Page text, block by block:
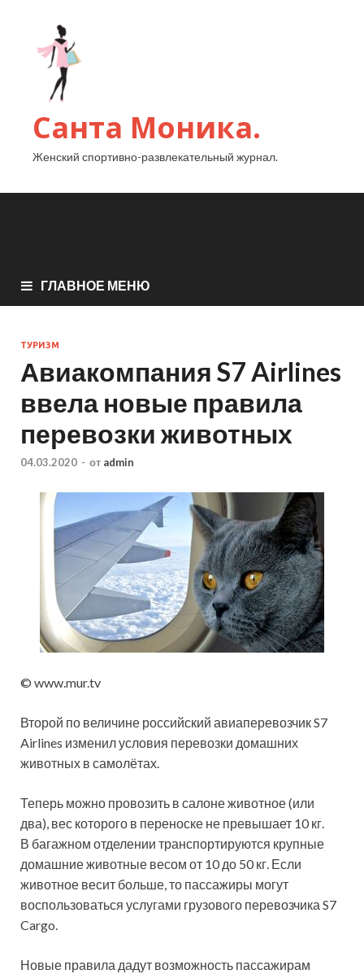
Санта Моника.
Женский спортивно-развлекательный журнал.
ГЛАВНОЕ МЕНЮ
ТУРИЗМ
Авиакомпания S7 Airlines
ввела новые правила
перевозки животных
04.03.2020 - от admin
© www.mur.tv
Второй по величине российский авиаперевозчик S7
Airlines изменил условия перевозки домашних
животных в самолётах.
Теперь можно провозить в салоне животное (или
два), вес которого в переноске не превышает 10 кг.
В багажном отделении транспортируются крупные
домашние животные весом от 10 до 50 кг. Если
животное весит больше, то пассажиры могут
воспользоваться услугами грузового перевозчика S7
Cargo.
Новые правила дадут возможность пассажирам